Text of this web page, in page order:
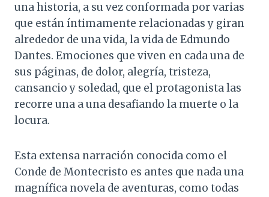
una historia, a su vez conformada por varias
que están íntimamente relacionadas y giran
alrededor de una vida, la vida de Edmundo
Dantes. Emociones que viven en cada una de
sus páginas, de dolor, alegría, tristeza,
cansancio y soledad, que el protagonista las
recorre una a una desafiando la muerte o la
locura.
Esta extensa narración conocida como el
Conde de Montecristo es antes que nada una
magnífica novela de aventuras, como todas